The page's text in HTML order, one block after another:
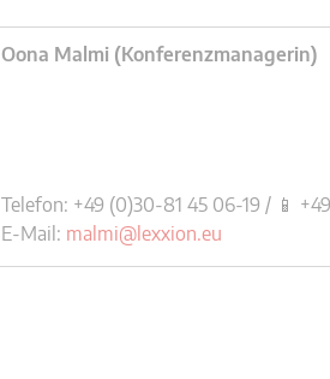
Oona Malmi (Konferenzmanagerin)
Telefon: +49 (0)30-81 45 06-19 / 📱
E-Mail: malmi@lexxion.eu